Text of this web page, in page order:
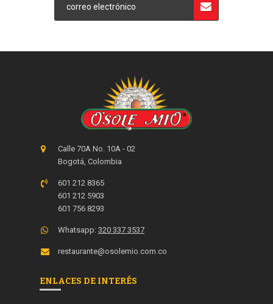
Calle 70A No. 10A - 02
Bogotá, Colombia
601 212 8365
601 212 5903
601 756 8293
Whatsapp: 320 337 3537
restaurante@osolemio.com.co
ENLACES DE INTERÉS